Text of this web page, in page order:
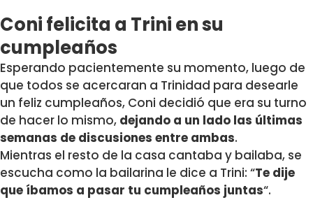
Coni felicita a Trini en su
cumpleaños
Esperando pacientemente su momento, luego de
que todos se acercaran a Trinidad para desearle
un feliz cumpleaños, Coni decidió que era su turno
de hacer lo mismo, dejando a un lado las últimas
semanas de discusiones entre ambas.
Mientras el resto de la casa cantaba y bailaba, se
escucha como la bailarina le dice a Trini: “Te dije
que íbamos a pasar tu cumpleaños juntas“.